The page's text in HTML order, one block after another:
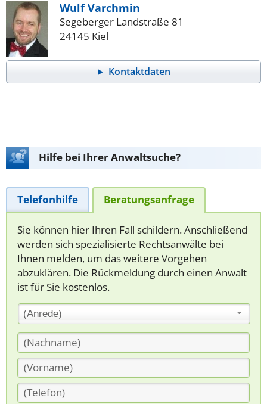
Wulf Varchmin
Segeberger Landstraße 81
24145 Kiel
Kontaktdaten
Hilfe bei Ihrer Anwaltsuche?
Telefonhilfe Beratungsanfrage
Sie können hier Ihren Fall schildern. Anschließend
werden sich spezialisierte Rechtsanwälte bei
Ihnen melden, um das weitere Vorgehen
abzuklären. Die Rückmeldung durch einen Anwalt
ist für Sie kostenlos.
(Anrede)